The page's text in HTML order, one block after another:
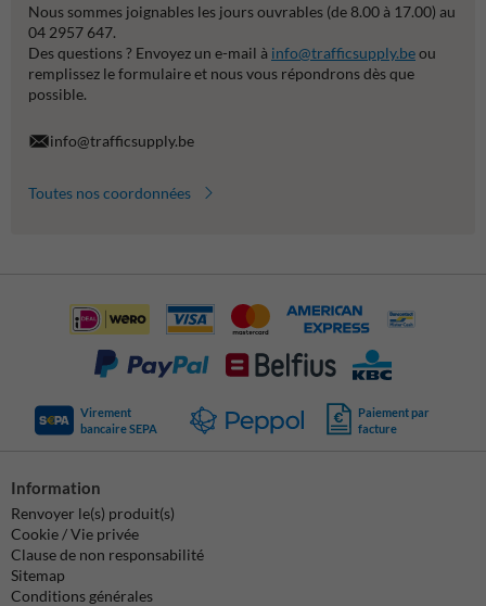
Nous sommes joignables les jours ouvrables (de 8.00 à 17.00) au
04 2957 647.
Des questions ? Envoyez un e-mail à info@trafficsupply.beou
remplissez le formulaire et nous vous répondrons dès que
possible.
info@trafficsupply.be
Toutes nos coordonnées
Virement
bancaire SEPA
Paiement par
facture
Information
Renvoyer le(s) produit(s)
Cookie / Vie privée
Clause de non responsabilité
Sitemap
Conditions générales